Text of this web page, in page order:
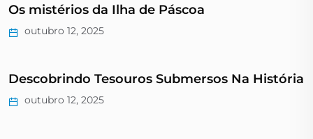
Os mistérios da Ilha de Páscoa
outubro 12, 2025
Descobrindo Tesouros Submersos Na História
outubro 12, 2025